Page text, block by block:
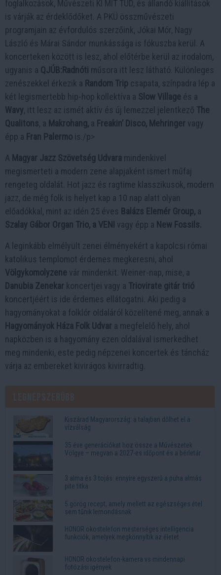
foglalkozások, Művészeti KI MIT TUD, és állandó kiállítások
is várják az érdeklődőket. A PKÜ összművészeti
programjain az évfordulós szerzőink, Jókai Mór, Nagy
László és Márai Sándor munkássága is fókuszba kerül. A
koncerteken között is lesz, ahol előtérbe kerül az irodalom,
ugyanis a QJÚB:Radnóti műsora itt lesz látható. Különleges
zenészekkel érkezik a Random Trip csapata, színpadra lép a
két legismertebb hip-hop kollektíva a Slow Village és a
Wavy, itt lesz az ismét aktív és új lemezzel jelentkező The
Qualitons, a Makrohang, a Freakin’ Disco, Mehringer vagy
épp a Fran Palermo is./p>
A Magyar Jazz Szövetség Udvara mindenkivel
megismerteti a modern zene alapjaként ismert műfaj
rengeteg oldalát. Hot jazz és ragtime klasszikusok, modern
jazz, de még folk is helyet kap a 10 nap alatt olyan
előadókkal, mint az idén 25 éves Balázs Elemér Group, a
Szalay Gábor Organ Trio, a VENI vagy épp a New Fossils.
A leginkább elmélyült zenei élményekért a kapolcsi római
katolikus templomot érdemes megkeresni, ahol
Völgykomolyzene vár mindenkit. Weiner-nap, mise, a
Danubia Zenekar koncertjei vagy a Triovirate gitár trió
koncertjéért is ide érdemes ellátogatni. Aki pedig a
hagyományokat a folklór oldaláról közelítené meg, annak a
Hagyományok Háza Folk Udvar a megfelelő hely, ahol
napközben is a hagyomány ezen oldalával ismerkedhet
meg mindenki, este pedig népzenei koncertek és táncház
várja az embereket kivirágos kivirradtig.
Kiszárad Magyarország: a talajban dőlhet el a
vízválság
35 éve generációkat hoz össze a Művészetek
Völgye – megvan a 2027-es időpont és a bérletár
3 alma és 3 tojás: ennyire egyszerű a puha almás
pite titka
5 görög recept, amely mellett az egészséges étel
sem tűnik lemondásnak
HONOR okostelefon mesterséges intelligencia
funkciók, amelyek megkönnyítik az életet
HONOR okostelefon-kamera vs mindennapi
fotózási igények